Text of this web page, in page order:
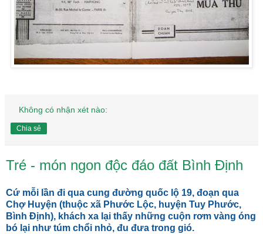
Không có nhận xét nào:
Chia sẻ
Tré - món ngon độc đáo đất Bình Định
Cứ mỗi lần đi qua cung đường quốc lộ 19, đoạn qua
Chợ Huyện (thuộc xã Phước Lộc, huyện Tuy Phước,
Bình Định), khách xa lại thấy những cuộn rơm vàng óng
bó lại như túm chổi nhỏ, đu đưa trong gió.